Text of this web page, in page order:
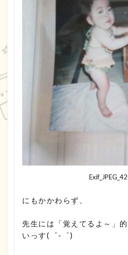
にもかかわらず、
先生には「覚えてるよ～」
いっす(゜-゜)